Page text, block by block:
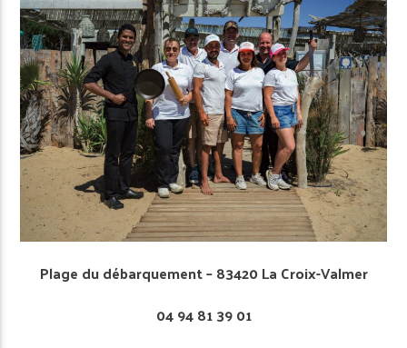
Plage du débarquement – 83420 La Croix-Valmer
04 94 81 39 01